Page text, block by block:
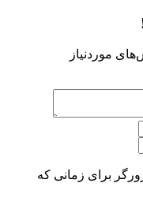
موردنیاز
برای زمانی که